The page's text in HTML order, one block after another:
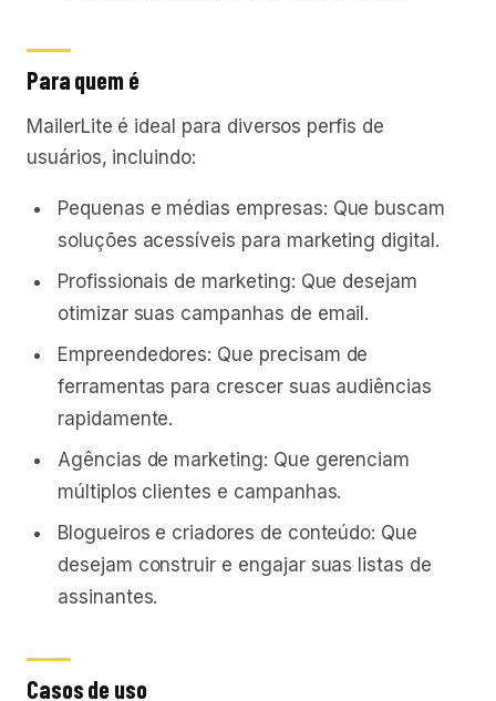
Para quem é
MailerLite é ideal para diversos perfis de
usuários, incluindo:
Pequenas e médias empresas: Que buscam
soluções acessíveis para marketing digital.
Profissionais de marketing: Que desejam
otimizar suas campanhas de email.
Empreendedores: Que precisam de
ferramentas para crescer suas audiências
rapidamente.
Agências de marketing: Que gerenciam
múltiplos clientes e campanhas.
Blogueiros e criadores de conteúdo: Que
desejam construir e engajar suas listas de
assinantes.
Casos de uso